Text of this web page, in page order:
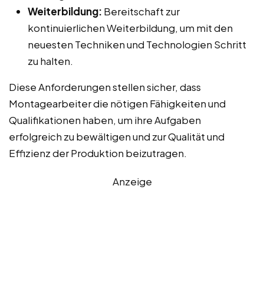
Weiterbildung: Bereitschaft zur
kontinuierlichen Weiterbildung, um mit den
neuesten Techniken und Technologien Schritt
zu halten.
Diese Anforderungen stellen sicher, dass
Montagearbeiter die nötigen Fähigkeiten und
Qualifikationen haben, um ihre Aufgaben
erfolgreich zu bewältigen und zur Qualität und
Effizienz der Produktion beizutragen.
Anzeige